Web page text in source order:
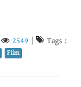
2549 | Tags :
Film